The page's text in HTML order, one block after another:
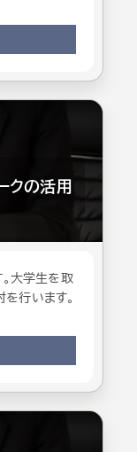
クの活用
。大学生を取
行います。